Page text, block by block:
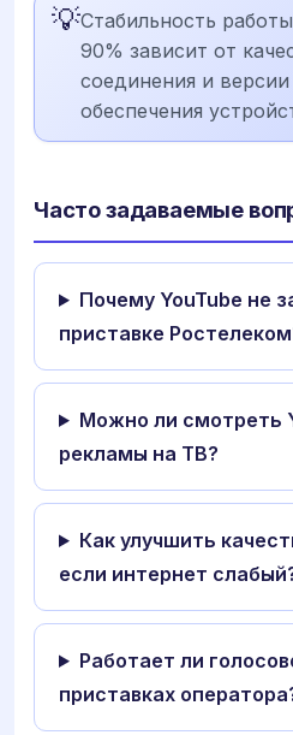
💡Стабильность
90% зависит от
соединения и
обеспечения
Часто задаваемые
Почему YouTube не
приставке
Можно ли смотреть
рекламы на ТВ?
Как улучшить
если интернет
Работает ли
приставках